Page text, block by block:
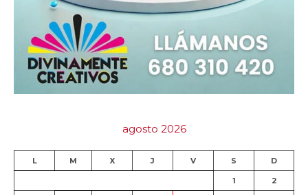
agosto 2026
L M X J V S D
1 2